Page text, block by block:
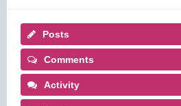
Posts
Comments
Activity